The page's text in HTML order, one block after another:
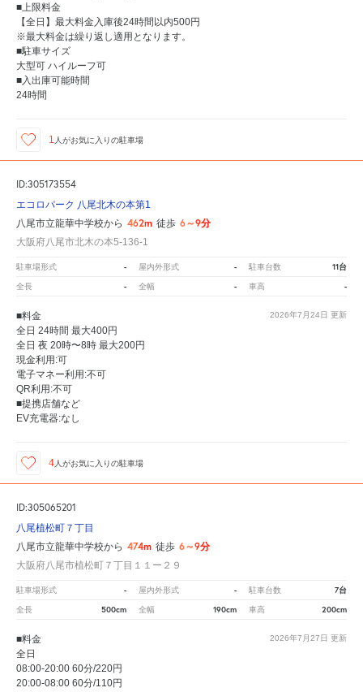
■上限料金
【全日】最大料金入庫後24時間以内500円
※最大料金は繰り返し適用となります。
■駐車サイズ
大型可 ハイルーフ可
■入出庫可能時間
24時間
1 人がお気に入りの駐車場
ID:305173554
エコロパーク 八尾北木の本第1
八尾市立龍華中学校から 462m 徒歩 6～9分
大阪府八尾市北木の本5-136-1
駐車場形式 - 屋内外形式 - 駐車台数 11台
全長 - 全幅 - 車高 -
2026年7月24日 更新
■料金
全日 24時間 最大400円
全日 夜 20時〜8時 最大200円
現金利用:可
電子マネー利用:不可
QR利用:不可
■提携店舗など
EV充電器:なし
4人がお気に入りの駐車場
ID:305065201
八尾植松町７丁目
八尾市立龍華中学校から 474m 徒歩 6～9分
大阪府八尾市植松町７丁目１１ー２９
駐車場形式 - 屋内外形式 - 駐車台数 7台
全長 500cm 全幅 190cm 車高 200cm
2026年7月27日 更新
■料金
全日
08:00-20:00 60分/220円
20:00-08:00 60分/110円